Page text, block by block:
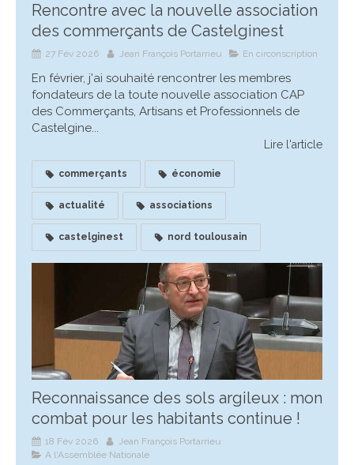
Rencontre avec la nouvelle association
des commerçants de Castelginest
27 Fév 2026 Jean François Portarrieu En circonscription
En février, j'ai souhaité rencontrer les membres
fondateurs de la toute nouvelle association CAP
des Commerçants, Artisans et Professionnels de
Castelgine...
Lire l'article
commerçants économie
actualité associations
castelginest nord toulousain
Reconnaissance des sols argileux : mon
combat pour les habitants continue !
18 Fév 2026
Jean François Portarrieu
A l'Assemblée Nationale